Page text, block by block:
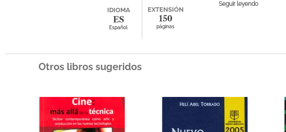
IDIOMA
ES
Español
EXTENSIÓN
150
páginas
Seguir leyendo
Otros libros sugeridos